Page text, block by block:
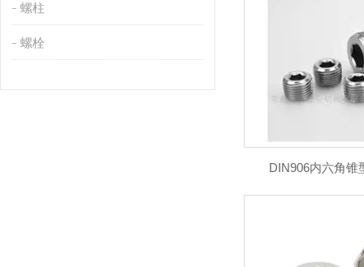
螺柱
螺栓
DIN906内六角锥